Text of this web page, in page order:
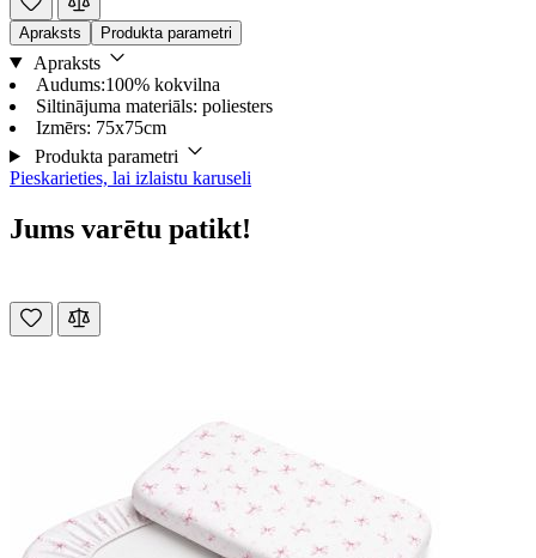
Apraksts Produkta parametri
Apraksts
Audums:100% kokvilna
Siltinājuma materiāls: poliesters
Izmērs: 75x75cm
Produkta parametri
Pieskarieties, lai izlaistu karuseli
Jums varētu patikt!